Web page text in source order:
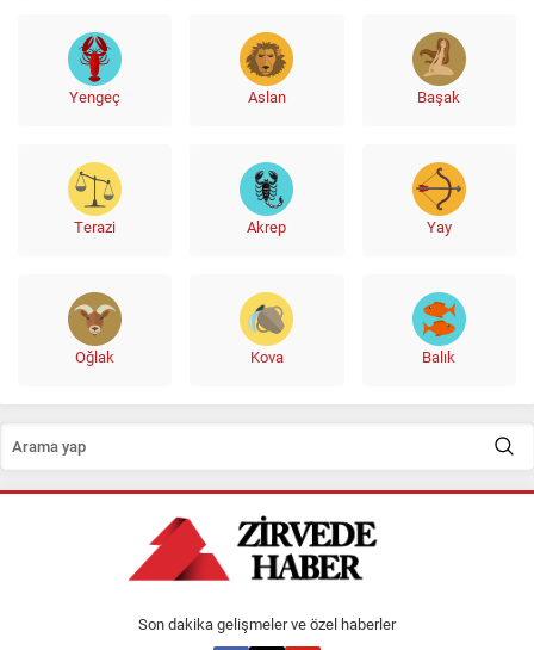
Yengeç Aslan Başak
Terazi Akrep Yay
Oğlak Kova Balık
Son dakika gelişmeler ve özel haberler